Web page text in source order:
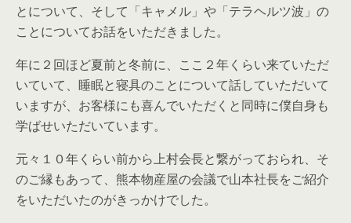
とについて、そして「キャメル」や「テラヘルツ波」の
ことについてお話をいただきました。
年に２回ほど夏前と冬前に、ここ２年くらい来ていただ
いていて、睡眠と寝具のことについて話していただいて
いますが、お客様にも喜んでいただくと同時に僕自身も
学ばせいただいています。
元々１０年くらい前から上村会長と繋がっておられ、そ
のご縁もあって、熊本物産屋の会議で山本社長をご紹介
をいただいたのがきっかけでした。